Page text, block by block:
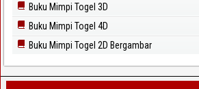
Buku Mimpi Togel 3D
Buku Mimpi Togel 4D
Buku Mimpi Togel 2D Bergambar